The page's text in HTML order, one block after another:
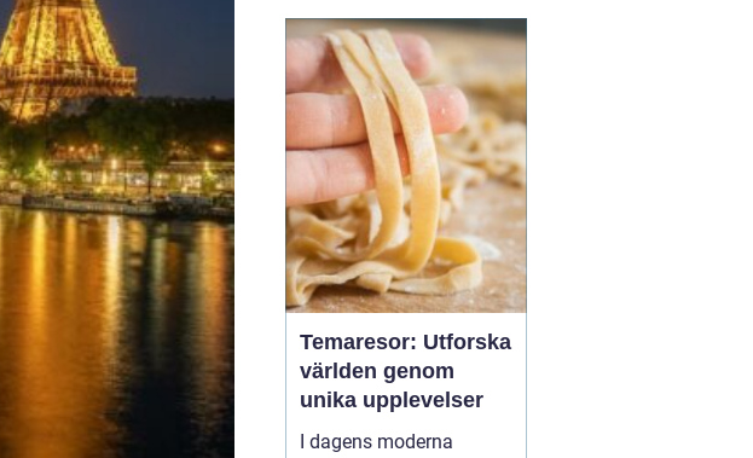
i närheten av Göteborg,
erbjuder Marstrand en
perfekt tillflykts...
Temaresor: Utforska
världen genom
unika upplevelser
I dagens moderna